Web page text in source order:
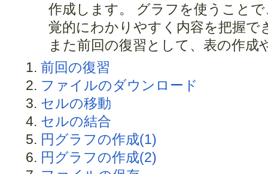
作成します。 グラフを使うこと
覚的にわかりやすく内容を把握で
また前回の復習として、表の作成
前回の復習
ファイルのダウンロード
セルの移動
セルの結合
円グラフの作成(1)
円グラフの作成(2)